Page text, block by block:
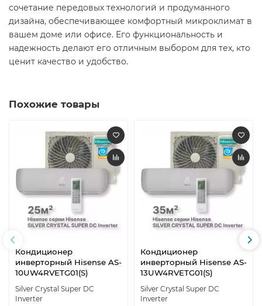
сочетание передовых технологий и продуманного
дизайна, обеспечивающее комфортный микроклимат в
вашем доме или офисе. Его функциональность и
надежность делают его отличным выбором для тех, кто
ценит качество и удобство.
Похожие товары
Кондиционер
инверторный Hisense AS-
10UW4RVETG01(S)
Silver Crystal Super DC
Inverter
Кондиционер
инверторный Hisense AS-
13UW4RVETG01(S)
Silver Crystal Super DC
Inverter